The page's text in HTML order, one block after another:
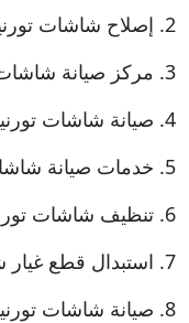
2. إصلاح شاشات تورنيدو
3. مركز صيانة شاشات تورنيدو
4. صيانة شاشات تورنيدو المعتمدة
5. خدمات صيانة شاشات تورنيدو
6. تنظيف شاشات تورنيدو
7. استبدال قطع غيار شاشات تورنيدو
8. صيانة شاشات تورنيدو في [اسم المدينة]